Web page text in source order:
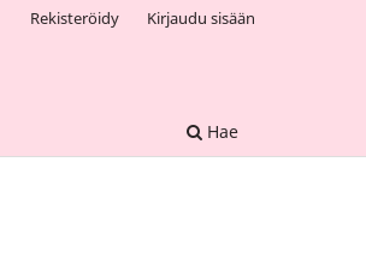
Hae
Rekisteröidy Kirjaudu sisään